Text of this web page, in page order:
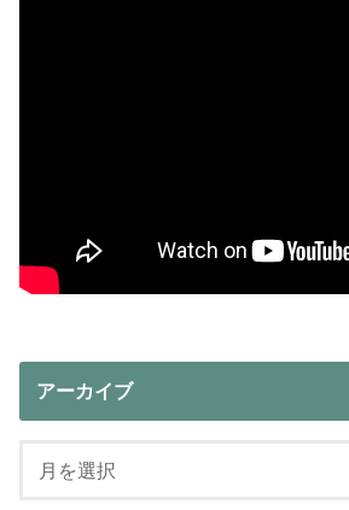
アーカイブ